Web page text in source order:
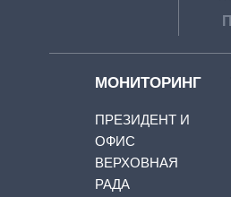
МОНИТОРИНГ
ПРЕЗИДЕНТ И
ОФИС
ВЕРХОВНАЯ
РАДА